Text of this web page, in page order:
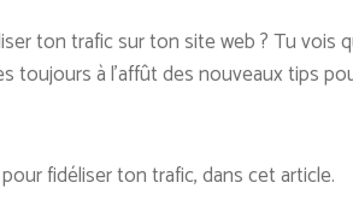
ton trafic sur ton site web ? Tu vois
à l’affût des nouveaux tips
fidéliser ton trafic, dans cet article.